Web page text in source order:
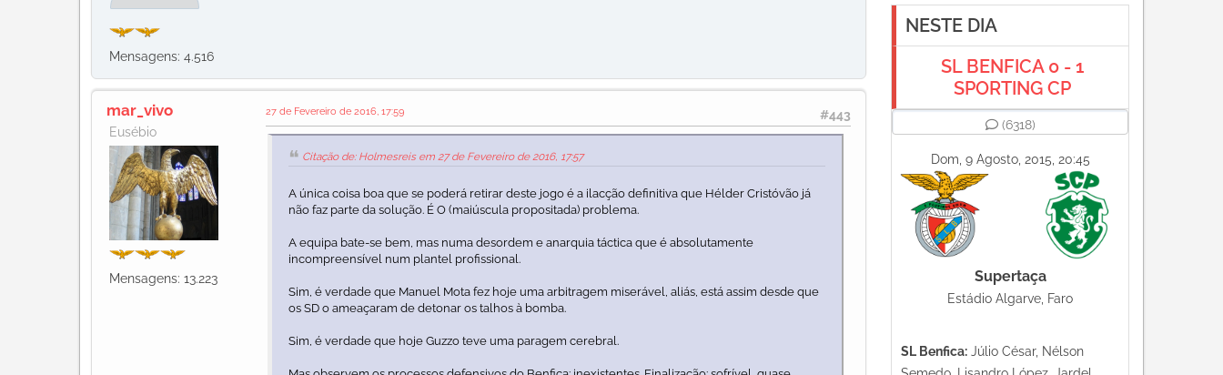
Mensagens: 4.516
mar_vivo
Eusébio
Mensagens: 13.223
#443
27 de Fevereiro de 2016, 17:59
Citação de: Holmesreis em 27 de Fevereiro de 2016, 17:57
A única coisa boa que se poderá retirar deste jogo é a ilacção definitiva que Hélder Cristóvão já
não faz parte da solução. É O (maiúscula propositada) problema.
A equipa bate-se bem, mas numa desordem e anarquia táctica que é absolutamente
incompreensível num plantel profissional.
Sim, é verdade que Manuel Mota fez hoje uma arbitragem miserável, aliás, está assim desde que
os SD o ameaçaram de detonar os talhos à bomba.
Sim, é verdade que hoje Guzzo teve uma paragem cerebral.
NESTE DIA
SL BENFICA 0 - 1
SPORTING CP
(6318)
Dom, 9 Agosto, 2015, 20:45
Supertaça
Estádio Algarve, Faro
SL Benfica: Júlio César, Nélson